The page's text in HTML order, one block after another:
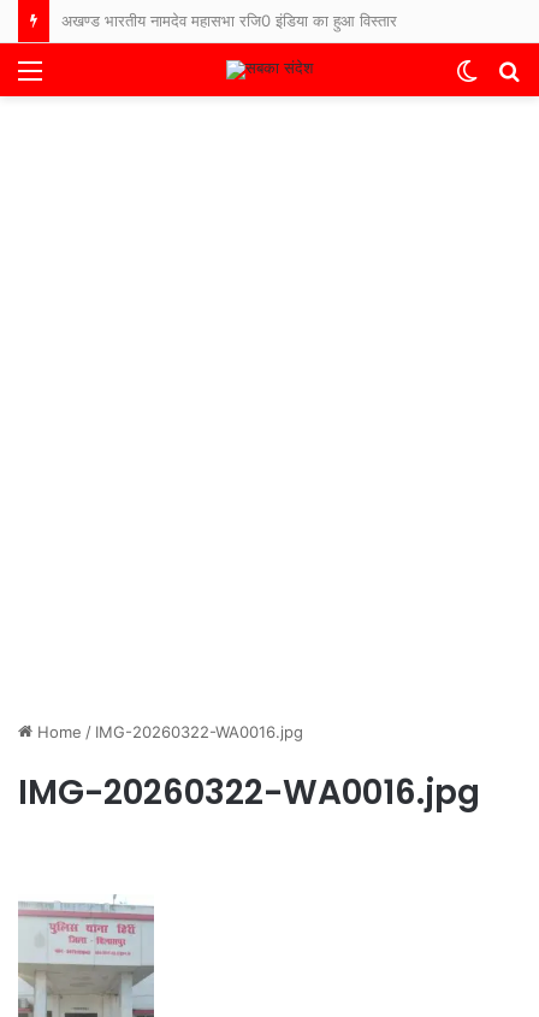
अखण्ड भारतीय नामदेव महासभा रजि0 इंडिया का हुआ विस्तार
Menu
Switch
Home / IMG-20260322-WA0016.jpg
IMG-20260322-WA0016.jpg